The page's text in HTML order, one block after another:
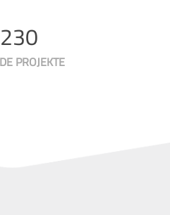
230
PROJEKTE